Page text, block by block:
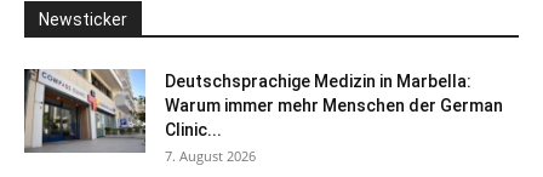
Newsticker
Deutschsprachige Medizin in Marbella:
Warum immer mehr Menschen der German
Clinic...
7. August 2026